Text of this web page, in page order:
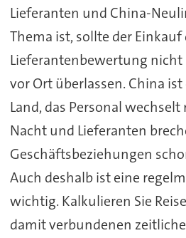
Lieferanten und China-
Thema ist, sollte der Einkauf
Lieferantenbewertung
vor Ort überlassen. China
Land, das Personal
Nacht und Lieferanten
Geschäftsbeziehungen
Auch deshalb ist eine
wichtig. Kalkulieren Sie
damit verbundenen